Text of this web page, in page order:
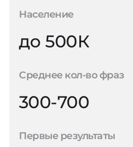
Население
до 500К
Среднее кол-во фраз
300-700
Первые результаты